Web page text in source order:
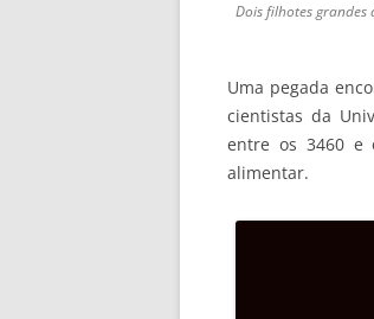
Dois filhotes grandes
Uma pegada
cientistas da
entre os 3460 e
alimentar.